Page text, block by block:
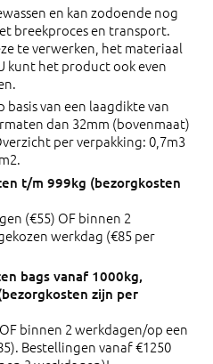
en kan zodoende nog
breekproces en transport.
te verwerken, het materiaal
kunt het product ook even
basis van een laagdikte van
dan 32mm (bovenmaat)
per verpakking: 0,7m3
(€55) OF binnen 2
werkdag (€85 per
binnen 2 werkdagen/op een
Bestellingen vanaf €1250